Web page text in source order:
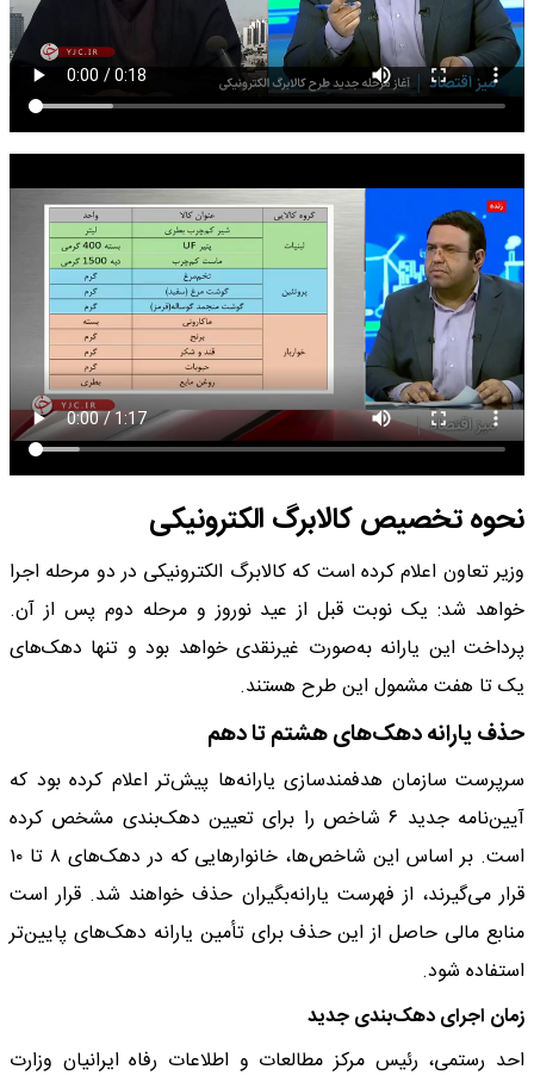
نحوه تخصیص کالابرگ الکترونیکی
وزیر تعاون اعلام کرده است که کالابرگ الکترونیکی در دو مرحله اجرا
خواهد شد: یک نوبت قبل از عید نوروز و مرحله دوم پس از آن.
پرداخت این یارانه به‌صورت غیرنقدی خواهد بود و تنها دهک‌های
یک تا هفت مشمول این طرح هستند.
حذف یارانه دهک‌های هشتم تا دهم
سرپرست سازمان هدفمندسازی یارانه‌ها پیش‌تر اعلام کرده بود که
آیین‌نامه جدید ۶ شاخص را برای تعیین دهک‌بندی مشخص کرده
است. بر اساس این شاخص‌ها، خانوارهایی که در دهک‌های ۸ تا ۱۰
قرار می‌گیرند، از فهرست یارانه‌بگیران حذف خواهند شد. قرار است
منابع مالی حاصل از این حذف برای تأمین یارانه دهک‌های پایین‌تر
استفاده شود.
زمان اجرای دهک‌بندی جدید
احد رستمی، رئیس مرکز مطالعات و اطلاعات رفاه ایرانیان وزارت